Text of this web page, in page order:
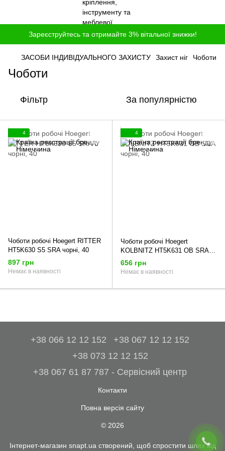
Зареєструйтесь та отримайте 3% вітальної знижки!
ЗАСОБИ ІНДИВІДУАЛЬНОГО ЗАХИСТУ Захист ніг Чоботи
Чоботи
Фільтр За популярністю
4
Чоботи робочі Hoegert RITTER
HT5K630 S5 SRA чорні, 40
897 грн
Немає в наявності
4
Чоботи робочі Hoegert
KOLBNITZ HT5K631 OB SRA
чорні, 40
656 грн
Немає в наявності
+38 066 12 12 152
+38 067 12 12 152
+38 073 12 12 152
+38 067 61 87 787 - Сервісний центр
Контакти
Повна версія сайту
© 2026
Інтернет-магазин snapt.ua створений, щоб спростити шлях від